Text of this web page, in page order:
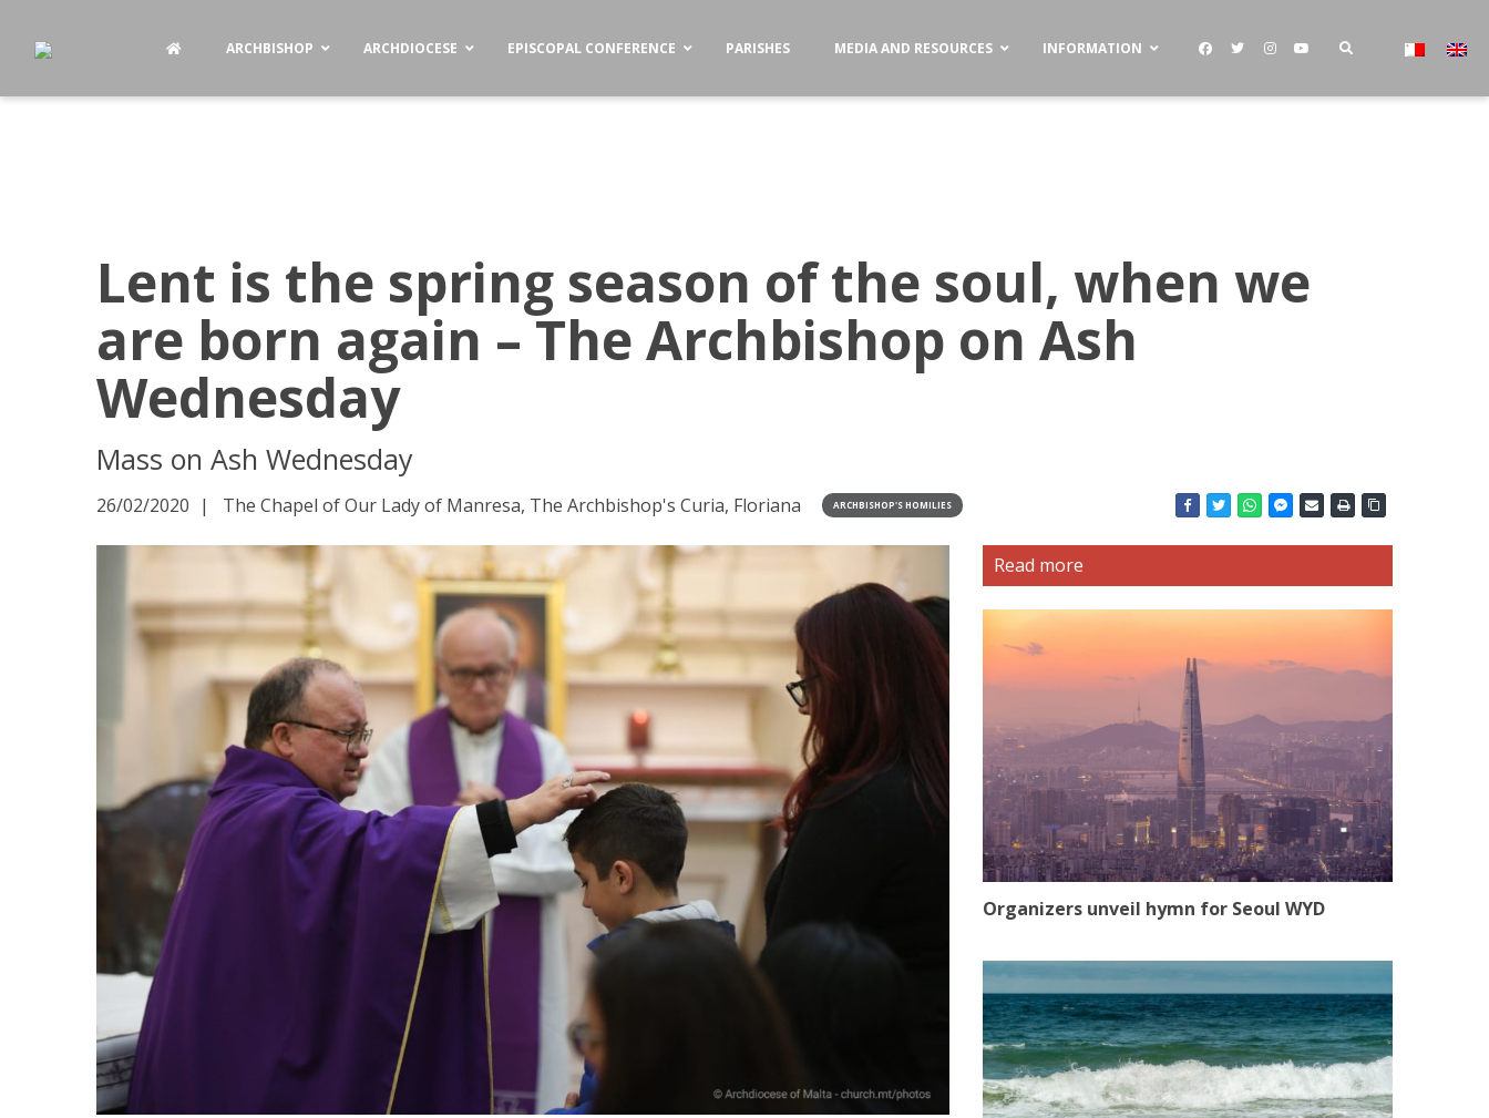
ARCHBISHOP ARCHDIOCESE EPISCOPAL CONFERENCE PARISHES MEDIA AND RESOURCES INFORMATION
Lent is the spring season of the soul, when we
are born again – The Archbishop on Ash
Wednesday
Mass on Ash Wednesday
26/02/2020 The Chapel of Our Lady of Manresa, The Archbishop's Curia, Floriana ARCHBISHOP'S HOMILIES
Read more
Organizers unveil hymn for Seoul WYD